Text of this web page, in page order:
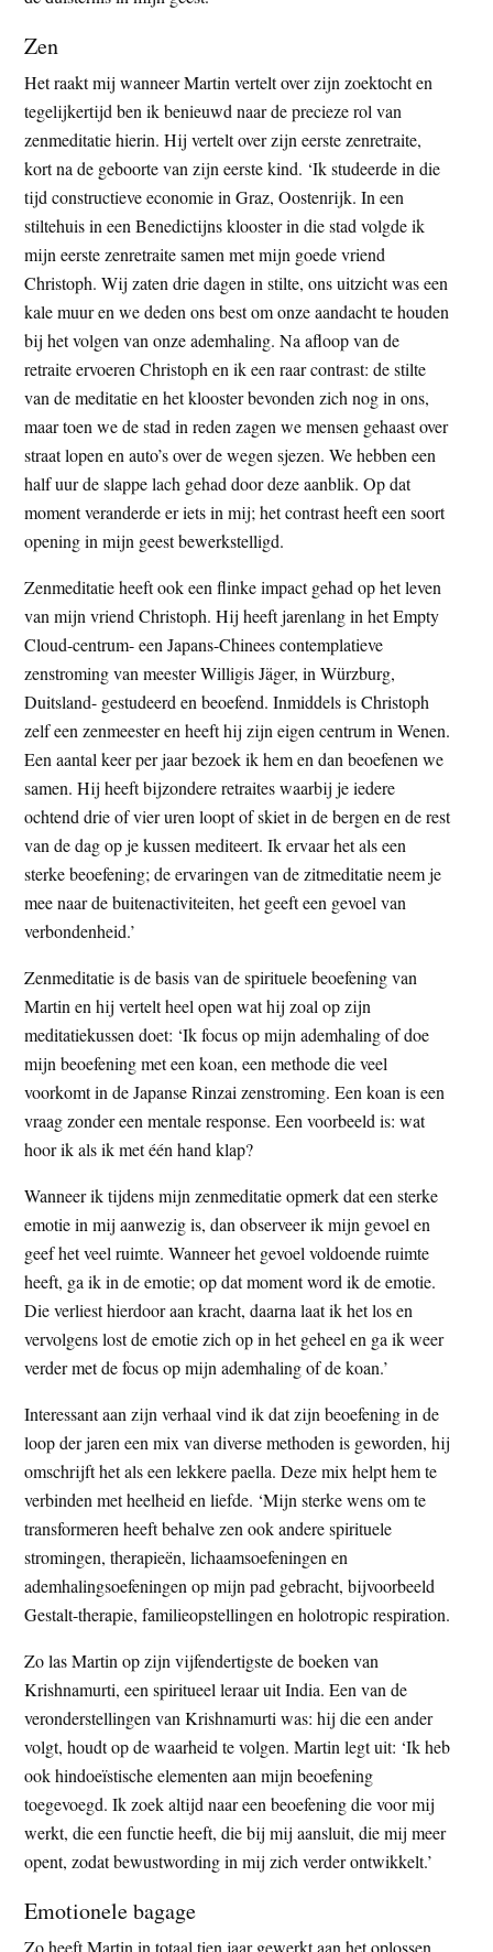
Zen
Het raakt mij wanneer Martin vertelt over zijn zoektocht en
tegelijkertijd ben ik benieuwd naar de precieze rol van
zenmeditatie hierin. Hij vertelt over zijn eerste zenretraite,
kort na de geboorte van zijn eerste kind. ‘Ik studeerde in die
tijd constructieve economie in Graz, Oostenrijk. In een
stiltehuis in een Benedictijns klooster in die stad volgde ik
mijn eerste zenretraite samen met mijn goede vriend
Christoph. Wij zaten drie dagen in stilte, ons uitzicht was een
kale muur en we deden ons best om onze aandacht te houden
bij het volgen van onze ademhaling. Na afloop van de
retraite ervoeren Christoph en ik een raar contrast: de stilte
van de meditatie en het klooster bevonden zich nog in ons,
maar toen we de stad in reden zagen we mensen gehaast over
straat lopen en auto’s over de wegen sjezen. We hebben een
half uur de slappe lach gehad door deze aanblik. Op dat
moment veranderde er iets in mij; het contrast heeft een soort
opening in mijn geest bewerkstelligd.
Zenmeditatie heeft ook een flinke impact gehad op het leven
van mijn vriend Christoph. Hij heeft jarenlang in het Empty
Cloud-centrum- een Japans-Chinees contemplatieve
zenstroming van meester Willigis Jäger, in Würzburg,
Duitsland- gestudeerd en beoefend. Inmiddels is Christoph
zelf een zenmeester en heeft hij zijn eigen centrum in Wenen.
Een aantal keer per jaar bezoek ik hem en dan beoefenen we
samen. Hij heeft bijzondere retraites waarbij je iedere
ochtend drie of vier uren loopt of skiet in de bergen en de rest
van de dag op je kussen mediteert. Ik ervaar het als een
sterke beoefening; de ervaringen van de zitmeditatie neem je
mee naar de buitenactiviteiten, het geeft een gevoel van
verbondenheid.’
Zenmeditatie is de basis van de spirituele beoefening van
Martin en hij vertelt heel open wat hij zoal op zijn
meditatiekussen doet: ‘Ik focus op mijn ademhaling of doe
mijn beoefening met een koan, een methode die veel
voorkomt in de Japanse Rinzai zenstroming. Een koan is een
vraag zonder een mentale response. Een voorbeeld is: wat
hoor ik als ik met één hand klap?
Wanneer ik tijdens mijn zenmeditatie opmerk dat een sterke
emotie in mij aanwezig is, dan observeer ik mijn gevoel en
geef het veel ruimte. Wanneer het gevoel voldoende ruimte
heeft, ga ik in de emotie; op dat moment word ik de emotie.
Die verliest hierdoor aan kracht, daarna laat ik het los en
vervolgens lost de emotie zich op in het geheel en ga ik weer
verder met de focus op mijn ademhaling of de koan.’
Interessant aan zijn verhaal vind ik dat zijn beoefening in de
loop der jaren een mix van diverse methoden is geworden, hij
omschrijft het als een lekkere paella. Deze mix helpt hem te
verbinden met heelheid en liefde. ‘Mijn sterke wens om te
transformeren heeft behalve zen ook andere spirituele
stromingen, therapieën, lichaamsoefeningen en
ademhalingsoefeningen op mijn pad gebracht, bijvoorbeeld
Gestalt-therapie, familieopstellingen en holotropic respiration.
Zo las Martin op zijn vijfendertigste de boeken van
Krishnamurti, een spiritueel leraar uit India. Een van de
veronderstellingen van Krishnamurti was: hij die een ander
volgt, houdt op de waarheid te volgen. Martin legt uit: ‘Ik heb
ook hindoeïstische elementen aan mijn beoefening
toegevoegd. Ik zoek altijd naar een beoefening die voor mij
werkt, die een functie heeft, die bij mij aansluit, die mij meer
opent, zodat bewustwording in mij zich verder ontwikkelt.’
Emotionele bagage
Zo heeft Martin in totaal tien jaar gewerkt aan het oplossen